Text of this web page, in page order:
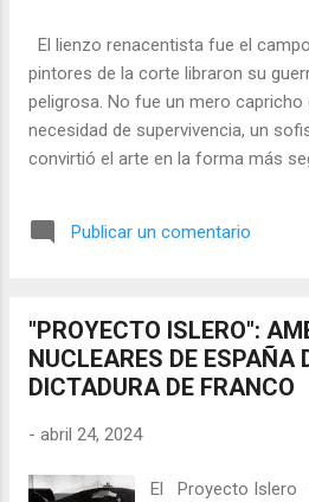
El lienzo renacentista fue el
pintores de la corte libraron su
peligrosa. No fue un mero
necesidad de supervivencia, un
convirtió el arte en la forma más
artistas eran agentes dobles,
mecenazgo real con la obligación
pintores encontraron en los
objetos cotidianos un lenguaje
censores y desafiar al trono. 🎭 La
sino un objeto tridimensional y
de la corte eran los agentes dobles
Publicar un comentario
"PROYECTO ISLERO":
NUCLEARES DE ESPAÑA
DICTADURA DE FRANCO
- abril 24, 2024
El Proyecto Islero